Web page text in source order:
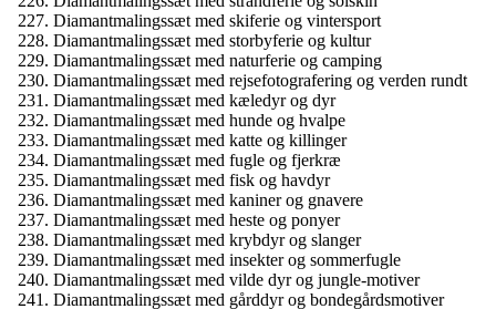
Diamantmalingssæt med skiferie og vintersport
Diamantmalingssæt med storbyferie og kultur
Diamantmalingssæt med naturferie og camping
Diamantmalingssæt med rejsefotografering og verden rundt
Diamantmalingssæt med kæledyr og dyr
Diamantmalingssæt med hunde og hvalpe
Diamantmalingssæt med katte og killinger
Diamantmalingssæt med fugle og fjerkræ
Diamantmalingssæt med fisk og havdyr
Diamantmalingssæt med kaniner og gnavere
Diamantmalingssæt med heste og ponyer
Diamantmalingssæt med krybdyr og slanger
Diamantmalingssæt med insekter og sommerfugle
Diamantmalingssæt med vilde dyr og jungle-motiver
Diamantmalingssæt med gårddyr og bondegårdsmotiver